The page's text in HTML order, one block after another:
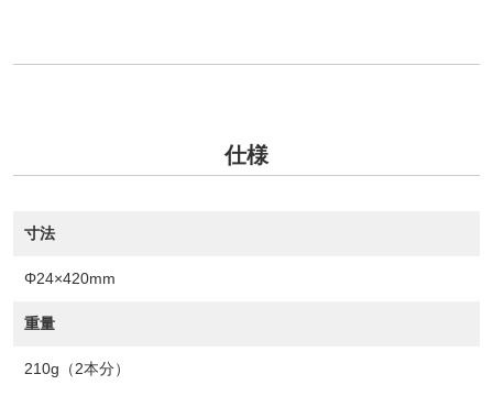
仕様
寸法
Φ24×420mm
重量
210g（2本分）